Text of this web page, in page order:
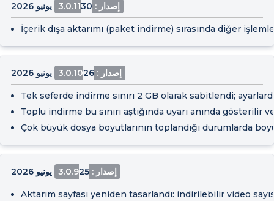
إصدار : 3.0.11 30 يونيو 2026
İçerik dışa aktarımı (paket indirme) sırasında diğer
إصدار : 3.0.10 26 يونيو 2026
Tek seferde indirme sınırı 2 GB olarak sabitlendi;
Toplu indirme bu sınırı aştığında uyarı anında
Çok büyük dosya boyutlarının toplandığı durumlarda
إصدار : 3.0.9 25 يونيو 2026
Aktarım sayfası yeniden tasarlandı: indirilebilir video